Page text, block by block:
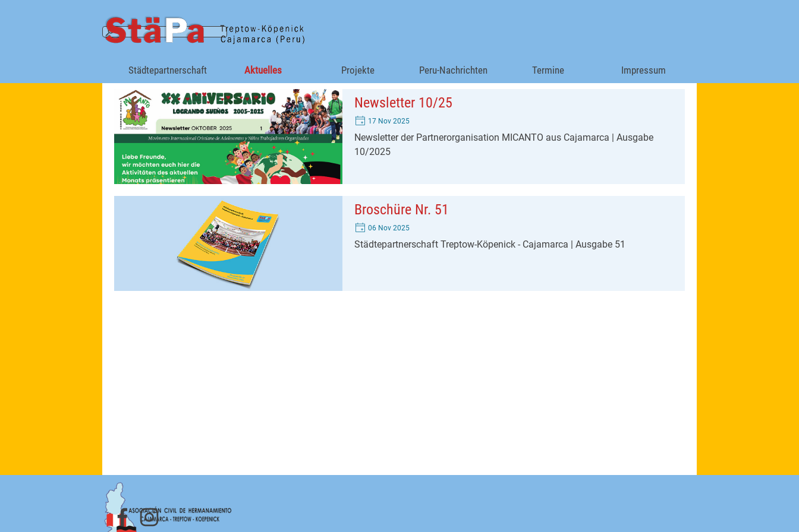
Menü überspringen
Städtepartnerschaft ▼
Aktuelles ▼
Projekte Peru-Nachrichten Termine Impressum
Newsletter 10/25
17 Nov 2025
Newsletter der Partnerorganisation MICANTO aus Cajamarca | Ausgabe
10/2025
Broschüre Nr. 51
06 Nov 2025
Städtepartnerschaft Treptow-Köpenick - Cajamarca | Ausgabe 51